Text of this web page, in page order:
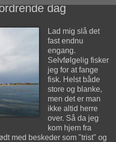
dag
Lad mig slå det
fast endnu
engang.
Selvfølgelig fisker
jeg for at fange
fisk. Helst både
store og blanke,
men det er man
ikke altid herre
over. Så da jeg
kom hjem fra
med beskeder som "trist" og